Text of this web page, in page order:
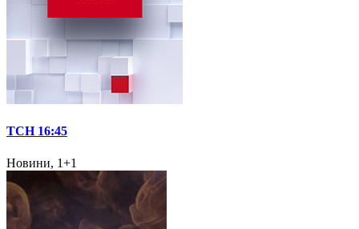
ТСН 16:45
Новини, 1+1